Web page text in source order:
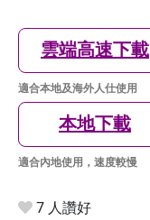
雲端高速下載
適合本地及海外人仕使用
本地下載
適合內地使用，速度較慢
7 人讚好